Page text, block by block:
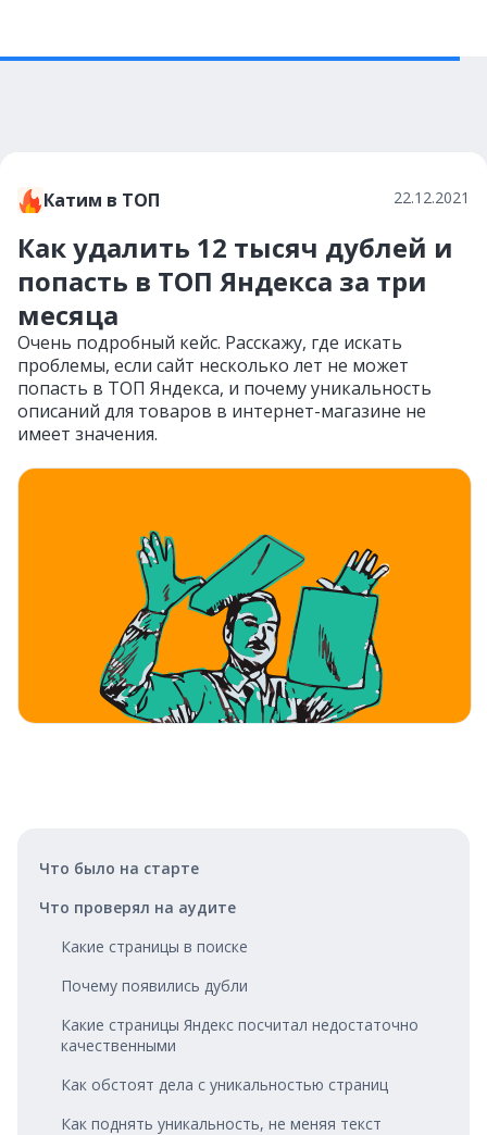
Катим в ТОП 22.12.2021
Как удалить 12 тысяч дублей и
попасть в ТОП Яндекса за три
месяца
Очень подробный кейс. Расскажу, где искать
проблемы, если сайт несколько лет не может
попасть в ТОП Яндекса, и почему уникальность
описаний для товаров в интернет-магазине не
имеет значения.
Что было на старте
Что проверял на аудите
Какие страницы в поиске
Почему появились дубли
Какие страницы Яндекс посчитал недостаточно
качественными
Как обстоят дела с уникальностью страниц
Как поднять уникальность, не меняя текст